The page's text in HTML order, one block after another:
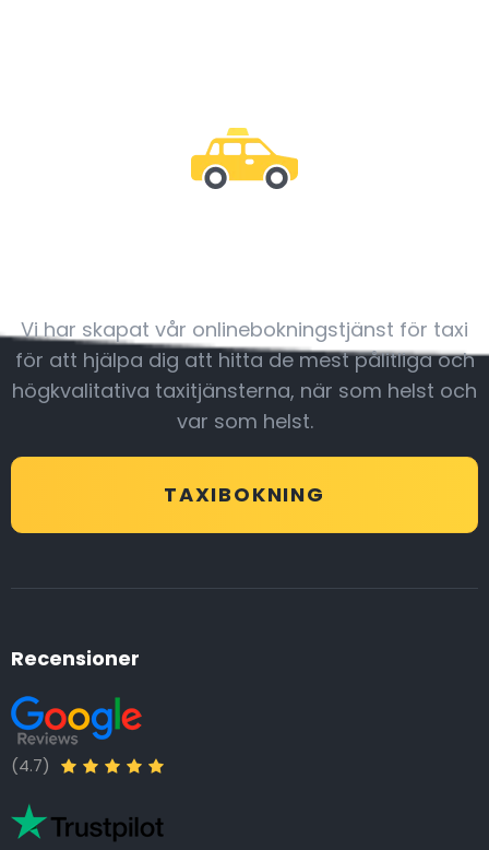
Vi har skapat vår onlinebokningstjänst för taxi
för att hjälpa dig att hitta de mest pålitliga och
högkvalitativa taxitjänsterna, när som helst och
var som helst.
TAXIBOKNING
Recensioner
(4.7)